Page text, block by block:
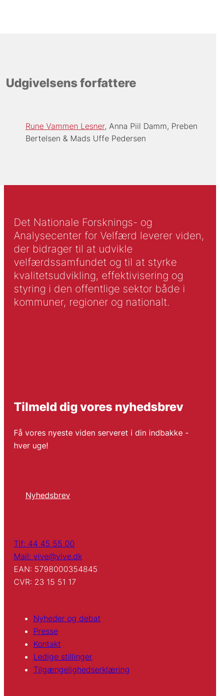
Udgivelsens forfattere
Rune Vammen Lesner Anna Piil Damm Preben
Bertelsen
Mads Uffe Pedersen
Det Nationale Forsknings- og
Analysecenter for Velfærd leverer viden,
der bidrager til at udvikle
velfærdssamfundet og til at styrke
kvalitetsudvikling, effektivisering og
styring i den offentlige sektor både i
kommuner, regioner og nationalt.
Tilmeld dig vores nyhedsbrev
Få vores nyeste viden serveret i din indbakke -
hver uge!
Nyhedsbrev
Tlf: 44 45 55 00
Mail: vive@vive.dk
EAN: 5798000354845
CVR: 23 15 51 17
Nyheder og debat
Presse
Kontakt
Ledige stillinger
Tilgængelighedserklæring